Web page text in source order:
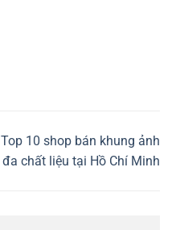
Top 10 shop bán khung ảnh
đa chất liệu tại Hồ Chí Minh